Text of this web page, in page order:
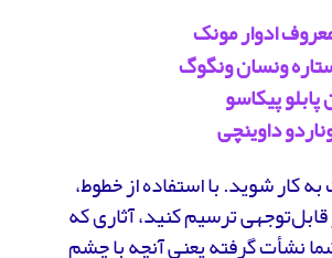
ادوار مونک
ونسان ونگوگ
پابلو پیکاسو
داوینچی
کار شوید. با استفاده از خطوط،
قابل‌توجهی ترسیم کنید، آثاری که
نشأت گرفته یعنی آنچه با چشم